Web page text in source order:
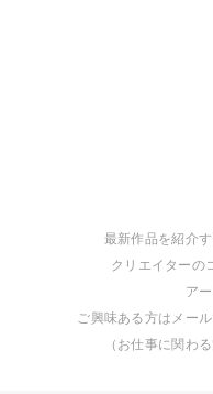
最新作品を紹介
クリエイターの
ア
ご興味ある方はメー
（お仕事に関わ